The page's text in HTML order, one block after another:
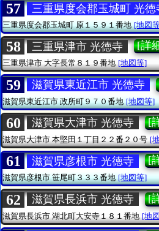
57 三重県度会郡玉城町 光徳
三重県度会郡玉城町原１５９１番地 [地図
58 三重県津市 光徳寺 [詳
三重県津市大字長常８１９番地 [地図等]
59 滋賀県東近江市 光徳寺
滋賀県東近江市政所町９７０番地 [地図等]
60 滋賀県大津市 光徳寺 [
滋賀県大津市 本堅田１丁目２２番２０号 [
61 滋賀県彦根市 光徳寺 [
滋賀県彦根市笹尾町３３３番地 [地図等]
62 滋賀県長浜市 光徳寺 [
滋賀県長浜市 湖北町大安寺１８１番地 [地